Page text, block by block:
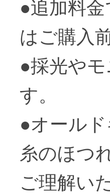
●追加料
はご購入
●採光や
す。
●オール
糸のほつ
ご理解い